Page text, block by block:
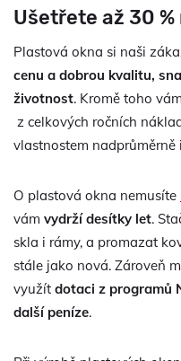
Ušetřete až 30
Plastová okna si naši
cenu a dobrou kvalitu,
životnost. Kromě toho
z celkových ročních
vlastnostem nadprůměrně
O plastová okna nemusíte
vám vydrží desítky let.
skla i rámy, a promazat
stále jako nová. Zároveň
využít dotaci z programů
další peníze.